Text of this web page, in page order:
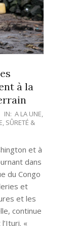
à la
IN: A LA UNE,
, SÛRETÉ &
et à
dans
du Congo
et
et les
continue
«